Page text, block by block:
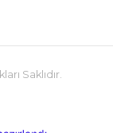
Saklıdır.